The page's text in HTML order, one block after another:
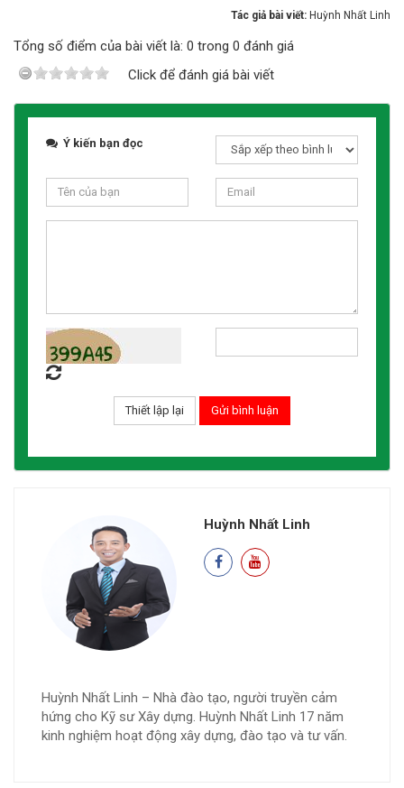
Tác giả bài viết: Huỳnh Nhất Linh
Tổng số điểm của bài viết là: 0 trong 0 đánh giá
Click để đánh giá bài viết
Ý kiến bạn đọc
Huỳnh Nhất Linh
Huỳnh Nhất Linh – Nhà đào tạo, người truyền cảm
hứng cho Kỹ sư Xây dựng. Huỳnh Nhất Linh 17 năm
kinh nghiệm hoạt động xây dựng, đào tạo và tư vấn.